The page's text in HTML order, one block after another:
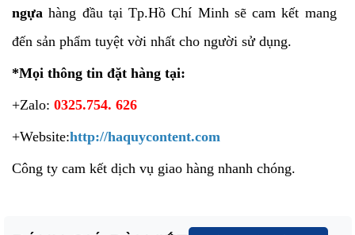
ngựahàng đầu tại Tp.Hồ Chí Minh sẽ cam kết mang
đến sản phẩm tuyệt vời nhất cho người sử dụng.
*Mọi thông tin đặt hàng tại:
+Zalo: 0325.754. 626
+Website:http://haquycontent.com
Công ty cam kết dịch vụ giao hàng nhanh chóng.